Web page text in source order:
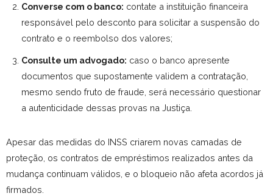
Converse com o banco: contate a instituição financeira
responsável pelo desconto para solicitar a suspensão do
contrato e o reembolso dos valores;
Consulte um advogado: caso o banco apresente
documentos que supostamente validem a contratação,
mesmo sendo fruto de fraude, será necessário questionar
a autenticidade dessas provas na Justiça.
Apesar das medidas do INSS criarem novas camadas de
proteção, os contratos de empréstimos realizados antes da
mudança continuam válidos, e o bloqueio não afeta acordos já
firmados.